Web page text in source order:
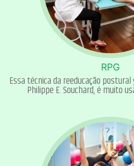
RPG
Essa técnica da reeducação postural
Philippe E. Souchard, é muito